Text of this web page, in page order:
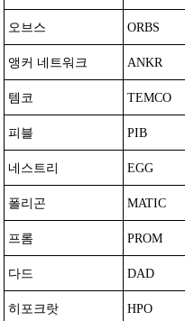
오브스 ORBS
앵커 네트워크 ANKR
템코 TEMCO
피블 PIB
네스트리 EGG
폴리곤 MATIC
프롬 PROM
다드 DAD
히포크랏 HPO